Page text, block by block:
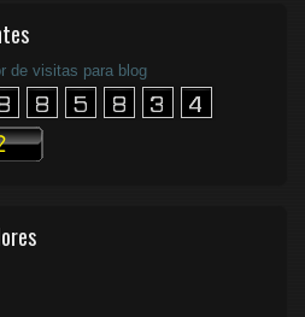
de visitas para blog